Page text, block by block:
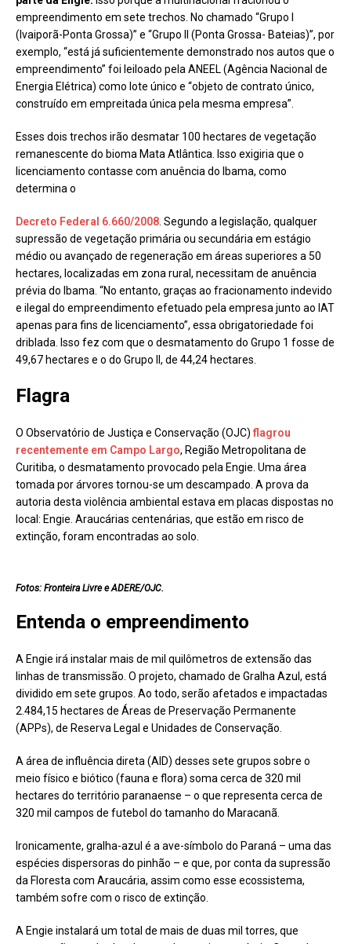
empreendimento em sete trechos. No chamado “Grupo I
(Ivaiporã-Ponta Grossa)” e “Grupo II (Ponta Grossa- Bateias)”, por
exemplo, “está já suficientemente demonstrado nos autos que o
empreendimento” foi leiloado pela ANEEL (Agência Nacional de
Energia Elétrica) como lote único e “objeto de contrato único,
construído em empreitada única pela mesma empresa”.
Esses dois trechos irão desmatar 100 hectares de vegetação
remanescente do bioma Mata Atlântica. Isso exigiria que o
licenciamento contasse com anuência do Ibama, como
determina o
Decreto Federal 6.660/2008 . Segundo a legislação, qualquer
supressão de vegetação primária ou secundária em estágio
médio ou avançado de regeneração em áreas superiores a 50
hectares, localizadas em zona rural, necessitam de anuência
prévia do Ibama. “No entanto, graças ao fracionamento indevido
e ilegal do empreendimento efetuado pela empresa junto ao IAT
apenas para fins de licenciamento”, essa obrigatoriedade foi
driblada. Isso fez com que o desmatamento do Grupo 1 fosse de
49,67 hectares e o do Grupo II, de 44,24 hectares.
Flagra
O Observatório de Justiça e Conservação (OJC) flagrou
recentemente em Campo Largo, Região Metropolitana de
Curitiba, o desmatamento provocado pela Engie. Uma área
tomada por árvores tornou-se um descampado. A prova da
autoria desta violência ambiental estava em placas dispostas no
local: Engie. Araucárias centenárias, que estão em risco de
extinção, foram encontradas ao solo.
Fotos: Fronteira Livre e ADERE/OJC.
Entenda o empreendimento
A Engie irá instalar mais de mil quilômetros de extensão das
linhas de transmissão. O projeto, chamado de Gralha Azul, está
dividido em sete grupos. Ao todo, serão afetados e impactadas
2.484,15 hectares de Áreas de Preservação Permanente
(APPs), de Reserva Legal e Unidades de Conservação.
A área de influência direta (AID) desses sete grupos sobre o
meio físico e biótico (fauna e flora) soma cerca de 320 mil
hectares do território paranaense – o que representa cerca de
320 mil campos de futebol do tamanho do Maracanã.
Ironicamente, gralha-azul é a ave-símbolo do Paraná – uma das
espécies dispersoras do pinhão – e que, por conta da supressão
da Floresta com Araucária, assim como esse ecossistema,
também sofre com o risco de extinção.
A Engie instalará um total de mais de duas mil torres, que